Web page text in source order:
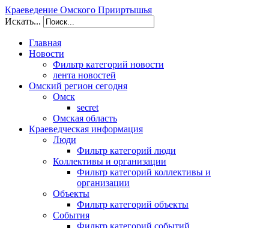
Краеведение Омского Прииртышья
Искать...
Главная
Новости
Фильтр категорий новости
лента новостей
Омский регион сегодня
Омск
secret
Омская область
Краеведческая информация
Люди
Фильтр категорий люди
Коллективы и организации
Фильтр категорий коллективы и
организации
Объекты
Фильтр категорий объекты
События
Фильтр категорий событий